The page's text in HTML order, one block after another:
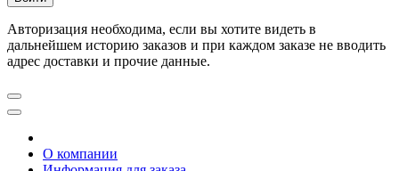
Авторизация необходима, если вы хотите видеть в
дальнейшем историю заказов и при каждом заказе не вводить
адрес доставки и прочие данные.
О компании